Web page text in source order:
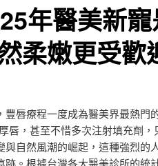
年醫美新
柔嫩更受歡
唇療程一度成為醫美界最熱門
唇，甚至不惜多次注射填充劑，
自然風潮的崛起，這種強烈的
。根據台灣各大醫美診所的統